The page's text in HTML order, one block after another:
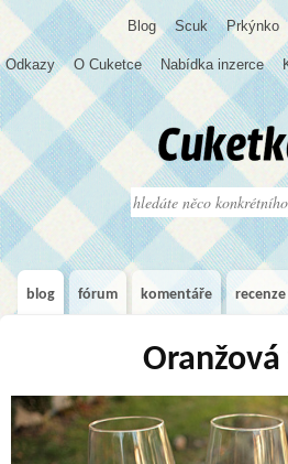
Blog Scuk Prkýnko
Odkazy O Cuketce Nabídka inzerce
blog fórum komentáře recenze